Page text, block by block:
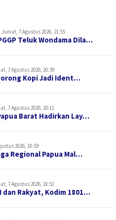
Jumat, 7 Agustus 2026, 21:55
Teluk Wondama Dila…
7 Agustus 2026, 20:39
Kopi Jadi Ident…
7 Agustus 2026, 20:11
Barat Hadirkan Lay…
2026, 18:59
Regional Papua Mal…
7 Agustus 2026, 18:51
dan Rakyat, Kodim 1801…